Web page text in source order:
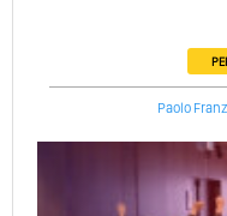
Paolo